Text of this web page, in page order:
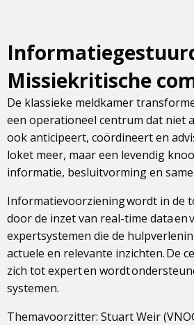
Missiekritische
De klassieke meldkamer
een operationeel centrum dat niet
ook anticipeert, coördineert en
loket meer, maar een levendig
informatie, besluitvorming en
Informatievoorziening wordt in de
door de inzet van real-time data en
expertsystemen die de
actuele en relevante inzichten. De
zich tot expert en wordt
systemen.
Themavoorzitter: Stuart Weir